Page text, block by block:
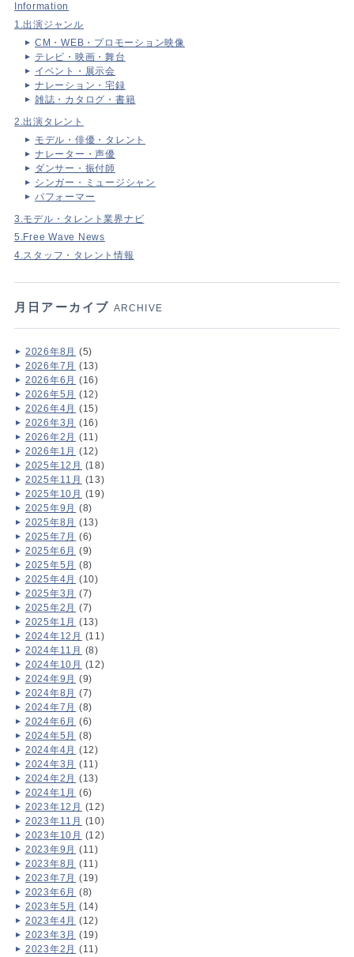
Information
1.出演ジャンル
CM・WEB・プロモーション映像
テレビ・映画・舞台
イベント・展示会
ナレーション・宅録
雑誌・カタログ・書籍
2.出演タレント
モデル・俳優・タレント
ナレーター・声優
ダンサー・振付師
シンガー・ミュージシャン
パフォーマー
3.モデル・タレント業界ナビ
5.Free Wave News
4.スタッフ・タレント情報
月日アーカイブ ARCHIVE
2026年8月 (5)
2026年7月 (13)
2026年6月 (16)
2026年5月 (12)
2026年4月 (15)
2026年3月 (16)
2026年2月 (11)
2026年1月 (12)
2025年12月 (18)
2025年11月 (13)
2025年10月 (19)
2025年9月 (8)
2025年8月 (13)
2025年7月 (6)
2025年6月 (9)
2025年5月 (8)
2025年4月 (10)
2025年3月 (7)
2025年2月 (7)
2025年1月 (13)
2024年12月 (11)
2024年11月 (8)
2024年10月 (12)
2024年9月 (9)
2024年8月 (7)
2024年7月 (8)
2024年6月 (6)
2024年5月 (8)
2024年4月 (12)
2024年3月 (11)
2024年2月 (13)
2024年1月 (6)
2023年12月 (12)
2023年11月 (10)
2023年10月 (12)
2023年9月 (11)
2023年8月 (11)
2023年7月 (19)
2023年6月 (8)
2023年5月 (14)
2023年4月 (12)
2023年3月 (19)
2023年2月 (11)